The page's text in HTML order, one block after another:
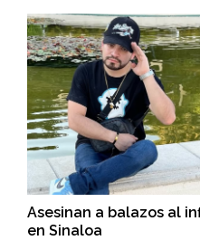
Asesinan a balazos al
en Sinaloa